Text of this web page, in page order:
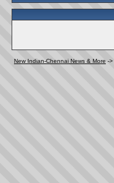
New Indian-Chennai News & More ->